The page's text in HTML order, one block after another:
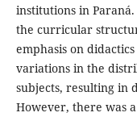
institutions in
the curricular
emphasis on
variations in the
subjects, resulting in
However, there was